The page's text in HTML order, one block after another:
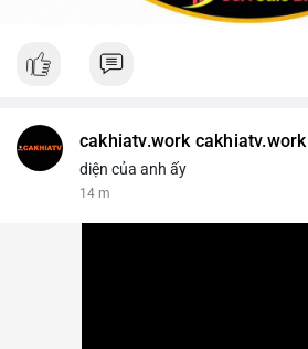
cakhiatv.work cakhiatv.work
diện của anh ấy
14 m